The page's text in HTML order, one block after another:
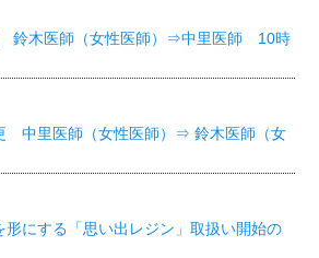
鈴木医師（女性医師）⇒中里医師 10時
中里医師（女性医師）⇒ 鈴木医師（女
形にする「思い出レジン」取扱い開始の